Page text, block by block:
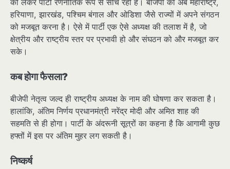
हरियाणा, झारखंड, पश्चिम बंगाल और ओडिशा जैसे राज्यों में अपने संगठन
को मजबूत करना है। ऐसे में पार्टी एक ऐसे अध्यक्ष की तलाश में है, जो
क्षेत्रीय और राष्ट्रीय स्तर पर प्रभावी हो और संघठन को और मजबूत कर
सके।
कब होगा फैसला?
बीजेपी नेतृत्व जल्द ही राष्ट्रीय अध्यक्ष के नाम की घोषणा कर सकता है।
हालांकि, अंतिम निर्णय प्रधानमंत्री नरेंद्र मोदी और अमित शाह की
सहमति से ही होगा। पार्टी के अंदरूनी सूत्रों का कहना है कि आगामी कुछ
हफ्तों में इस पर अंतिम मुहर लग सकती है।
निष्कर्ष